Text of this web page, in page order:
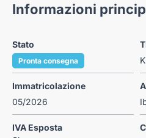
Informazioni
Stato
Pronta consegna
Immatricolazione
05/2026
IVA Esposta